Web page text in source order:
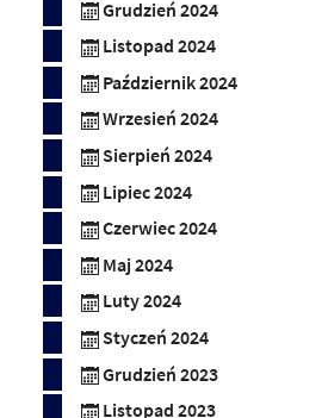
Grudzień 2024
Listopad 2024
Październik 2024
Wrzesień 2024
Sierpień 2024
Lipiec 2024
Czerwiec 2024
Maj 2024
Luty 2024
Styczeń 2024
Grudzień 2023
Listopad 2023